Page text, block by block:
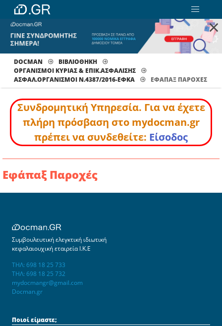
×
DOCMAN
ΒΙΒΛΙΟΘΗΚΗ
ΟΡΓΑΝΙΣΜΟΙ ΚΥΡΙΑΣ & ΕΠΙΚ.ΑΣΦΑΛΙΣΗΣ
ΑΣΦΑΛ.ΟΡΓΑΝΙΣΜΟΙ Ν.4387/2016-ΕΦΚΑ
ΕΦΆΠΑΞ ΠΑΡΟΧΈΣ
Συνδρομητική Υπηρεσία. Για να έχετε
πλήρη πρόσβαση στο mydocman.gr
πρέπει να συνδεθείτε: Είσοδος
Εφάπαξ Παροχές
Συμβουλευτική ελεγκτική ιδιωτική
κεφαλαιουχική εταιρεία Ι.Κ.Ε
ΤΗΛ: 698 18 25 733
ΤΗΛ: 698 18 25 732
mydocmangr@gmail.com
Docman.gr
Ποιοί είμαστε;